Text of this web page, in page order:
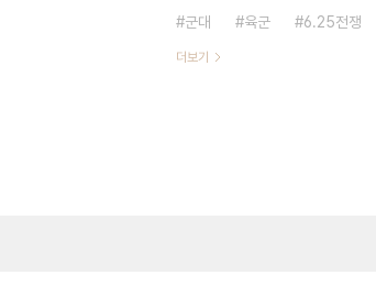
군대
육군 6.25전쟁
더보기